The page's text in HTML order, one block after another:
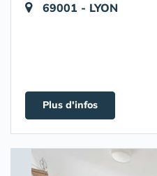
69001 - LYON
Plus d'infos